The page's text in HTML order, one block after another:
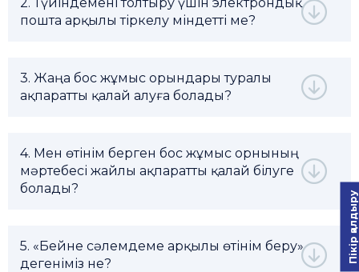
пошта арқылы тіркелу міндетті ме?
3. Жаңа бос жұмыс орындары туралы
ақпаратты қалай алуға болады?
4. Мен өтінім берген бос жұмыс орнының
мәртебесі жайлы ақпаратты қалай білуге
болады?
5. «Бейне сәлемдеме арқылы өтінім беру»
дегеніміз не?
Пікір қалдыру